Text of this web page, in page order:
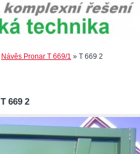
Návěs Pronar T 669/1 » T 669 2
T 669 2